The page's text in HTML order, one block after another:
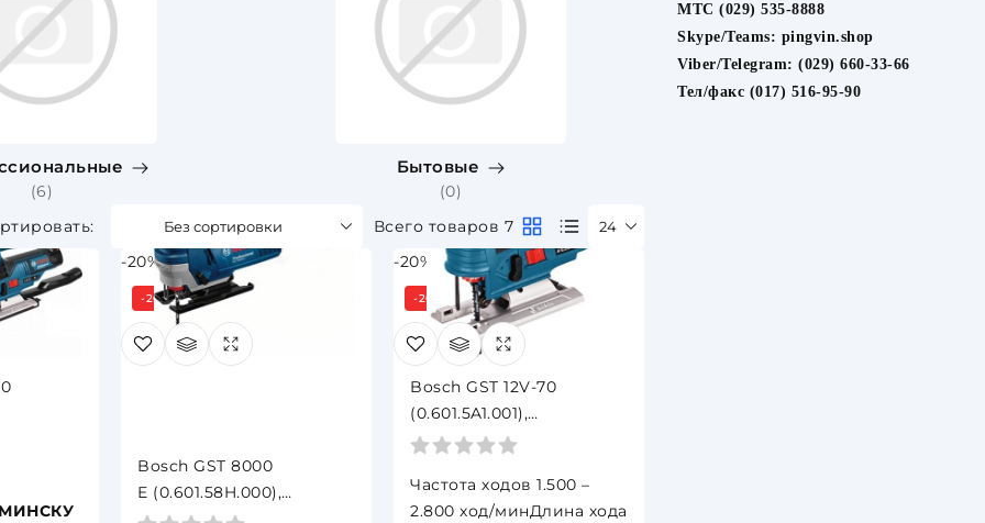
(6)
Бытовые
(0)
Без сортировки Всего товаров 7 24
лобзик,
-20%
-20%
Bosch GST 8000
E (0.601.58H.000),
Электролобзик 710 Вт
-20%
-20% Под заказ 1 день
Bosch GST 12V-70
(0.601.5A1.001),
Аккумуляторный лобзик,
зарядного
Частота ходов 1.500 –
2.800 ход/минДлина хода
МТС (029) 535-8888
Skype/Teams: pingvin.shop
Viber/Telegram: (029) 660-33-66
Тел/факс (017) 516-95-90